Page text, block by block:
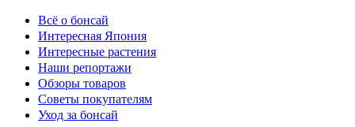
Всё о бонсай
Интересная Япония
Интересные растения
Наши репортажи
Обзоры товаров
Советы покупателям
Уход за бонсай